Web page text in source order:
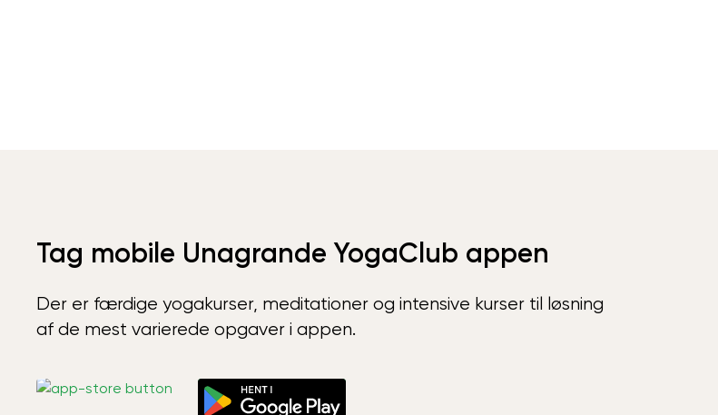
Tag mobile Unagrande YogaClub appen
Der er færdige yogakurser, meditationer og intensive kurser til løsning
af de mest varierede opgaver i appen.